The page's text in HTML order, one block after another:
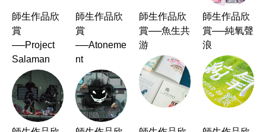
師生作品欣
賞
──Project
Salaman
師生作品欣
賞
──Atoneme
nt
師生作品欣
賞──魚生共
游
師生作品欣
賞──純氧聲
浪